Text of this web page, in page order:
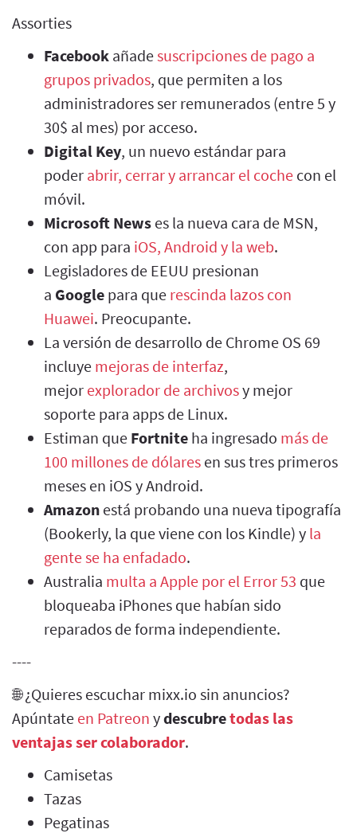
Assorties
Facebook añadesuscripciones de pago a
grupos privados, que permiten a los
administradores ser remunerados (entre 5 y
30$ al mes) por acceso.
Digital Key, un nuevo estándar para
poder abrir, cerrar y arrancar el coche con el
móvil.
Microsoft News es la nueva cara de MSN,
con app para iOS, Android y la web.
Legisladores de EEUU presionan
a Google para que rescinda lazos con
Huawei. Preocupante.
La versión de desarrollo de Chrome OS 69
incluye mejoras de interfaz,
mejor explorador de archivosy mejor
soporte para apps de Linux.
Estiman que Fortnite ha ingresado más de
100 millones de dólares en sus tres primeros
meses en iOS y Android.
Amazon está probando una nueva tipografía
(Bookerly, la que viene con los Kindle) y la
gente se ha enfadado.
Australia multa a Apple por el Error 53 que
bloqueaba iPhones que habían sido
reparados de forma independiente.
----
🌐 ¿Quieres escuchar mixx.io sin anuncios?
Apúntate en Patreon ydescubretodas las
ventajas ser colaborador.
Camisetas
Tazas
Pegatinas